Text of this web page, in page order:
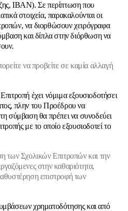
ΙΒΑΝ). Σε περίπτωση που
στοιχεία, παρακαλούνται οι
να διορθώσουν χειρόγραφα
και δίπλα στην διόρθωση να
να προβείτε σε καμία αλλαγή
έχει νόμιμα εξουσιοδοτήσει
πλην του Προέδρου να
σύμβαση θα πρέπει να συνοδεύει
με το οποίο εξουσιοδοτεί το
των Σχολικών Επιτροπών και την
στην καθαριότητα,
επιστροφή των
χρηματοδότησης και από